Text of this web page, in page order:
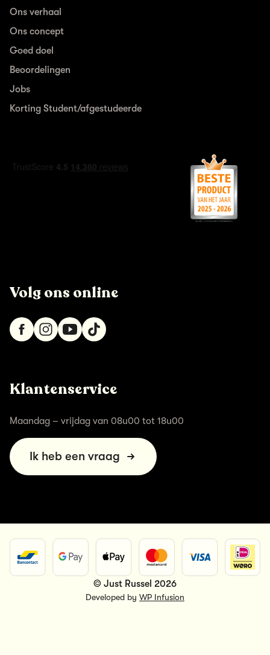
Ons verhaal
Ons concept
Goed doel
Beoordelingen
Jobs
Korting Student/afgestudeerde
Volg ons online
Klantenservice
Maandag – vrijdag van 08u00 tot 18u00
Ik heb een vraag
© Just Russel 2026
Developed by WP Infusion